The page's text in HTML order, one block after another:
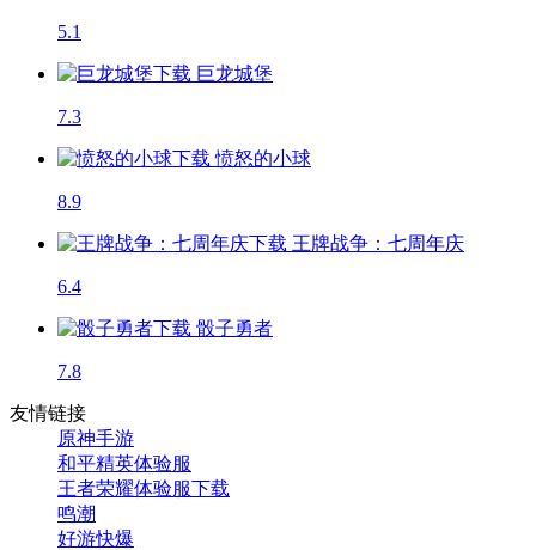
5.1
巨龙城堡
7.3
愤怒的小球
8.9
王牌战争：七周年庆
6.4
骰子勇者
7.8
友情链接
原神手游
和平精英体验服
王者荣耀体验服下载
鸣潮
好游快爆